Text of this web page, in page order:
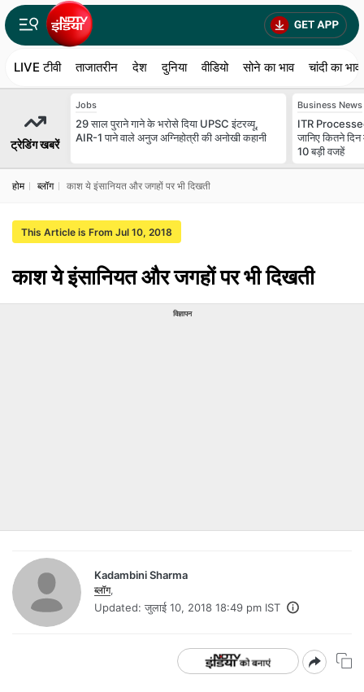
LIVE टीवी ताजातरीन देश दुनिया वीडियो सोने का भाव चांदी का भाव
ट्रेडिंग खबरें
Jobs
29 साल पुराने गाने के भरोसे दिया UPSC इंटरव्यू,
AIR-1 पाने वाले अनुज अग्निहोत्री की अनोखी कहानी
Business News
ITR
जानिए कितने
10 बड़ी वजहें
होम ब्लॉग काश ये इंसानियत और जगहों पर भी दिखती
This Article is From Jul 10, 2018
काश ये इंसानियत और जगहों पर भी दिखती
विज्ञापन
Kadambini Sharma
ब्लॉग,
Updated: जुलाई 10, 2018 18:49 pm IST